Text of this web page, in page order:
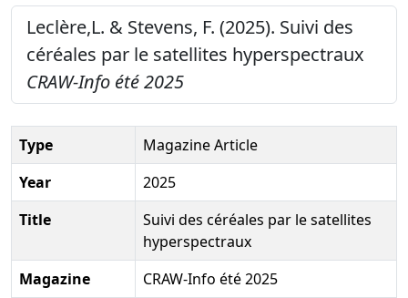
Leclère,L. & Stevens, F. (2025). Suivi des
céréales par le satellites hyperspectraux
CRAW-Info été 2025
Type
Magazine Article
Year
2025
Title
Suivi des céréales par le satellites
hyperspectraux
Magazine
CRAW-Info été 2025